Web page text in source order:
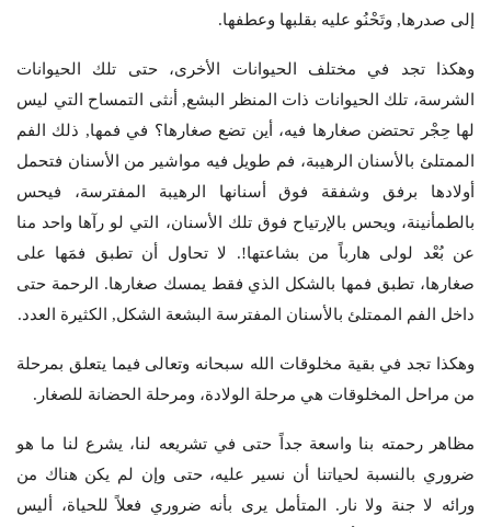
إلى صدرها, وتَحْنُو عليه بقلبها وعطفها.
وهكذا تجد في مختلف الحيوانات الأخرى، حتى تلك الحيوانات
الشرسة، تلك الحيوانات ذات المنظر البشع, أنثى التمساح التي ليس
لها حِجْر تحتضن صغارها فيه، أين تضع صغارها؟ في فمها, ذلك الفم
الممتلئ بالأسنان الرهيبة، فم طويل فيه مواشير من الأسنان فتحمل
أولادها برفق وشفقة فوق أسنانها الرهيبة المفترسة، فيحس
بالطمأنينة، ويحس بالإرتياح فوق تلك الأسنان، التي لو رآها واحد منا
عن بُعْد لولى هارباً من بشاعتها!. لا تحاول أن تطبق فمَها على
صغارها، تطبق فمها بالشكل الذي فقط يمسك صغارها. الرحمة حتى
داخل الفم الممتلئ بالأسنان المفترسة البشعة الشكل, الكثيرة العدد.
وهكذا تجد في بقية مخلوقات الله سبحانه وتعالى فيما يتعلق بمرحلة
من مراحل المخلوقات هي مرحلة الولادة، ومرحلة الحضانة للصغار.
مظاهر رحمته بنا واسعة جداً حتى في تشريعه لنا، يشرع لنا ما هو
ضروري بالنسبة لحياتنا أن نسير عليه، حتى وإن لم يكن هناك من
ورائه لا جنة ولا نار. المتأمل يرى بأنه ضروري فعلاً للحياة، أليس